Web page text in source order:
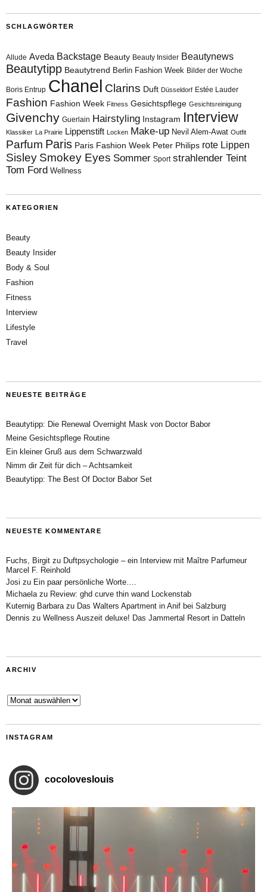
SCHLAGWÖRTER
Allude Aveda Backstage Beauty Beauty Insider Beautynews
Beautytipp Beautytrend Berlin Fashion Week Bilder der Woche
Boris Entrup Chanel Clarins Duft Düsseldorf Estée Lauder
Fashion Fashion Week Fitness Gesichtspflege Gesichtsreinigung
Givenchy Guerlain Hairstyling Instagram Interview
Klassiker La Prairie Lippenstift Locken Make-up Nevil Alem-Awat Outfit
Parfum Paris Paris Fashion Week Peter Philips rote Lippen
Sisley Smokey Eyes Sommer Sport strahlender Teint
Tom Ford Wellness
KATEGORIEN
Beauty
Beauty Insider
Body & Soul
Fashion
Fitness
Interview
Lifestyle
Travel
NEUESTE BEITRÄGE
Beautytipp: Die Renewal Overnight Mask von Doctor Babor
Meine Gesichtspflege Routine
Ein kleiner Gruß aus dem Schwarzwald
Nimm dir Zeit für dich – Achtsamkeit
Beautytipp: The Best Of Doctor Babor Set
NEUESTE KOMMENTARE
Fuchs, Birgit zu Duftpsychologie – ein Interview mit Maître Parfumeur
Marcel F. Reinhold
Josi zu Ein paar persönliche Worte….
Michaela zu Review: ghd curve thin wand Lockenstab
Kuternig Barbara zu Das Walters Apartment in Anif bei Salzburg
Dennis zu Wellness Auszeit deluxe! Das Jammertal Resort in Datteln
ARCHIV
Archiv
INSTAGRAM
cocoloveslouis